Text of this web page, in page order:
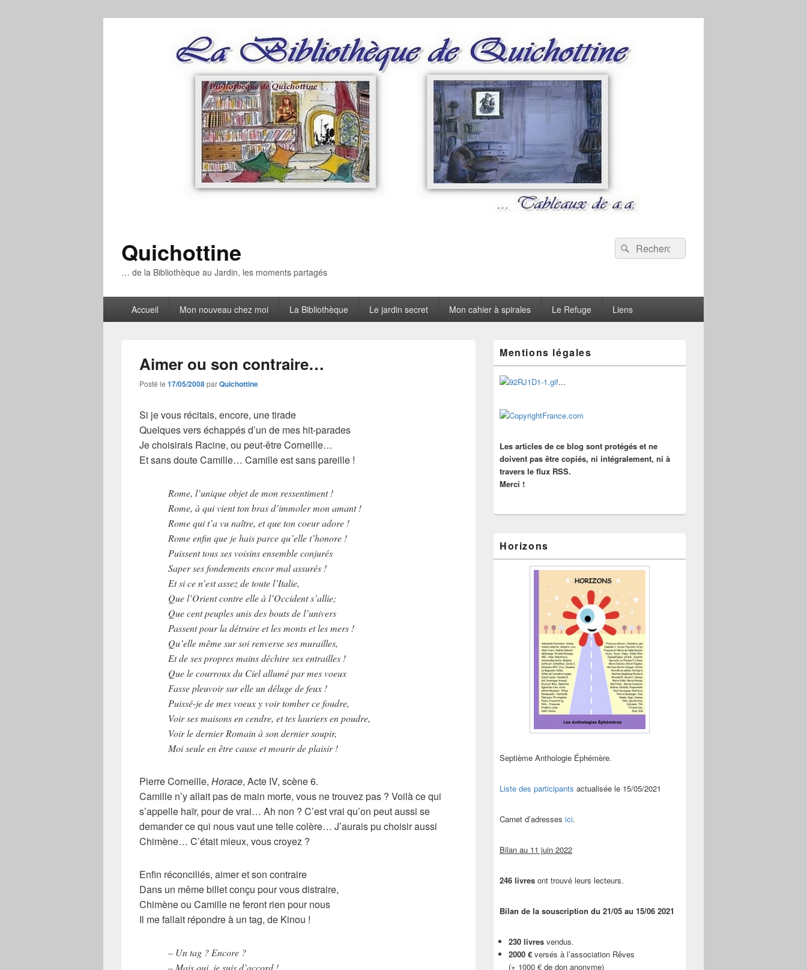
Quichottine
… de la Bibliothèque au Jardin, les moments partagés
Recherche :
Rechercher
principalAccueil Mon nouveau chez moi La Bibliothèque Le jardin secret Mon cahier à spirales Le Refuge Liens
Aimer ou son contraire…
Posté le 17/05/2008parQuichottine
Si je vous récitais, encore, une tirade
Quelques vers échappés d’un de mes hit-parades
Je choisirais Racine, ou peut-être Corneille…
Et sans doute Camille… Camille est sans pareille !
Rome, l’unique objet de mon ressentiment !
Rome, à qui vient ton bras d’immoler mon amant !
Rome qui t’a vu naître, et que ton coeur adore !
Rome enfin que je hais parce qu’elle t’honore !
Puissent tous ses voisins ensemble conjurés
Saper ses fondements encor mal assurés !
Et si ce n’est assez de toute l’Italie,
Que l’Orient contre elle à l’Occident s’allie;
Que cent peuples unis des bouts de l’univers
Passent pour la détruire et les monts et les mers !
Qu’elle même sur soi renverse ses murailles,
Et de ses propres mains déchire ses entrailles !
Que le courroux du Ciel allumé par mes voeux
Fasse pleuvoir sur elle un déluge de feux !
Puissé-je de mes voeux y voir tomber ce foudre,
Voir ses maisons en cendre, et tes lauriers en poudre,
Voir le dernier Romain à son dernier soupir,
Moi seule en être cause et mourir de plaisir !
Pierre Corneille, Horace, Acte IV, scène 6.
Camille n’y allait pas de main morte, vous ne trouvez pas ? Voilà ce qui
s’appelle haïr, pour de vrai… Ah non ? C’est vrai qu’on peut aussi se
demander ce qui nous vaut une telle colère… J’aurais pu choisir aussi
Chimène… C’était mieux, vous croyez ?
Enfin réconciliés, aimer et son contraire
Dans un même billet conçu pour vous distraire,
Chimène ou Camille ne feront rien pour nous
Il me fallait répondre à un tag, de Kinou !
– Un tag ? Encore ?
– Mais oui, je suis d’accord !
principale
de
widget
pour
barre
latérale
Mentions légales
...
Les articles de ce blog sont protégés et ne
doivent pas être copiés, ni intégralement, ni à
travers le flux RSS.
Merci !
Horizons
Septième Anthologie Éphémère.
Liste des participants actualisée le 15/05/2021
Carnet d’adresses ici.
Bilan au 11 juin 2022
246 livres ont trouvé leurs lecteurs.
Bilan de la souscription du 21/05 au 15/06 2021
230 livres vendus.
2000 € versés à l’association Rêves
(+ 1000 € de don anonyme)